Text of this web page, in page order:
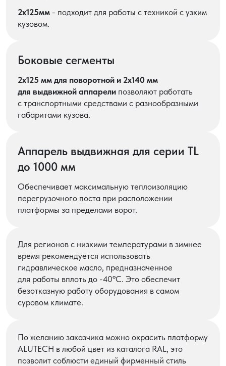
2х125мм- подходит для работы с техникой с узким
кузовом.
Боковые сегменты
2х125 мм для поворотной и 2х140 мм
для выдвижной аппарелипозволяют работать
с транспортными средствами с разнообразными
габаритами кузова.
Аппарель выдвижная для серии TL
до 1000 мм
Обеспечивает максимальную теплоизоляцию
перегрузочного поста при расположении
платформы за пределами ворот.
Для регионов с низкими температурами в зимнее
время рекомендуется использовать
гидравлическое масло, предназначенное
для работы вплоть до -40ºС. Это обеспечит
безотказную работу оборудования в самом
суровом климате.
По желанию заказчика можно окрасить платформу
ALUTECH в любой цвет из каталога RAL, это
позволит соблюсти единый фирменный стиль